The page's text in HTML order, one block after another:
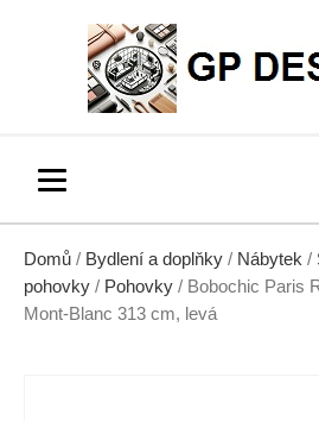
Domů / Bydlení a doplňky / Nábytek /
pohovky / Pohovky / Bobochic Paris
Mont-Blanc 313 cm, levá